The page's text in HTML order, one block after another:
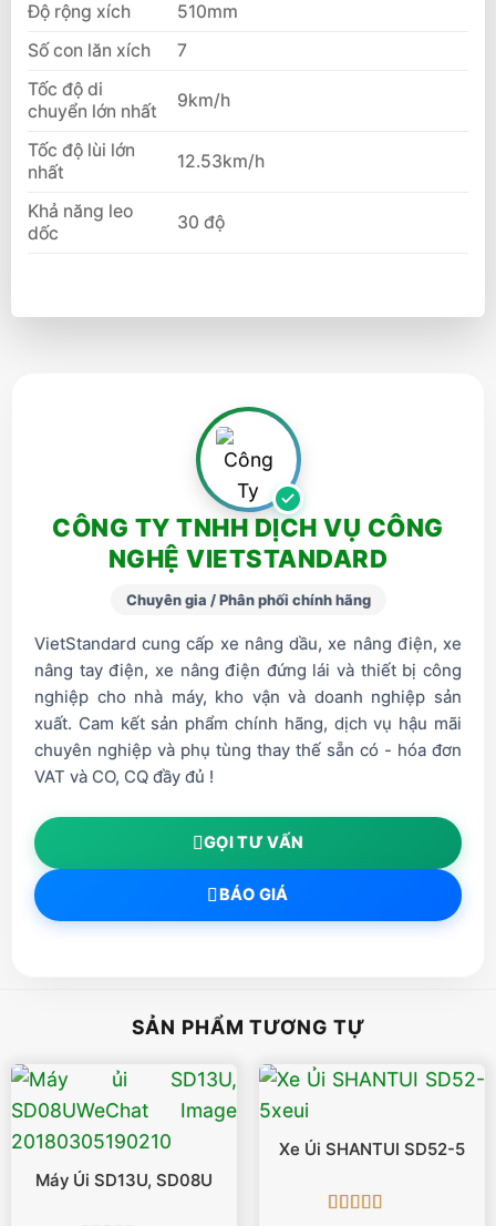
Độ rộng xích
510mm
Số con lăn xích
7
Tốc độ di
chuyển lớn nhất
9km/h
Tốc độ lùi lớn
nhất
12.53km/h
Khả năng leo
dốc
30 độ
CÔNG TY TNHH DỊCH VỤ CÔNG
NGHỆ VIETSTANDARD
Chuyên gia / Phân phối chính hãng
VietStandard cung cấp xe nâng dầu, xe nâng điện, xe
nâng tay điện, xe nâng điện đứng lái và thiết bị công
nghiệp cho nhà máy, kho vận và doanh nghiệp sản
xuất. Cam kết sản phẩm chính hãng, dịch vụ hậu mãi
chuyên nghiệp và phụ tùng thay thế sẵn có - hóa đơn
VAT và CO, CQ đầy đủ !
GỌI TƯ VẤN
BÁO GIÁ
SẢN PHẨM TƯƠNG TỰ
Máy Ủi SD13U, SD08U
Xe Ủi SHANTUI SD52-5